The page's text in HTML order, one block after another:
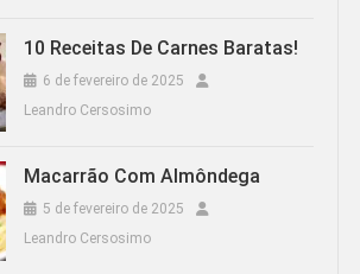
10 Receitas De Carnes Baratas!
6 de fevereiro de 2025
Leandro Cersosimo
Macarrão Com Almôndega
5 de fevereiro de 2025
Leandro Cersosimo